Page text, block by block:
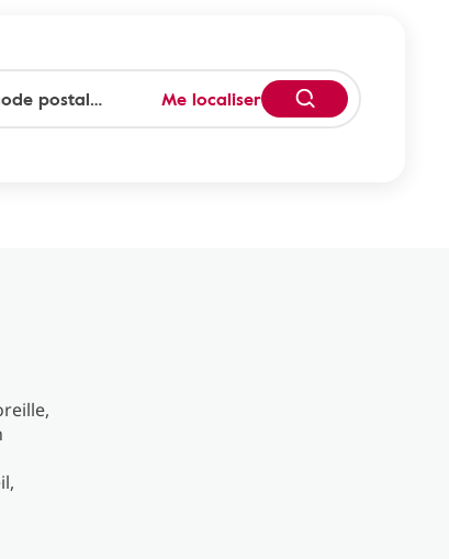
Me localiser